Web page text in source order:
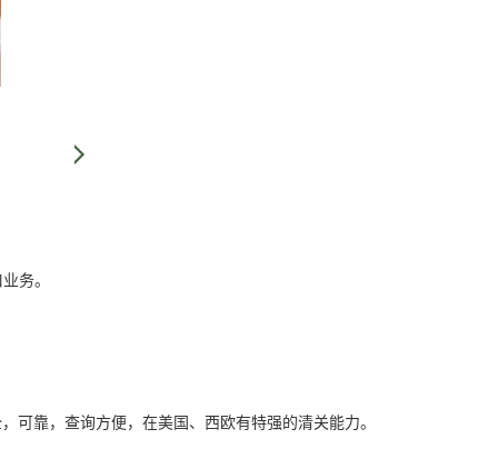
务。
靠，查询方便，在美国、西欧有特强的清关能力。